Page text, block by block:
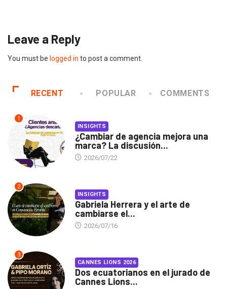
Leave a Reply
You must be logged in to post a comment.
RECENT POPULAR COMMENTS
1
INSIGHTS
¿Cambiar de agencia mejora una
marca? La discusión...
2026/07/22
2
INSIGHTS
Gabriela Herrera y el arte de
cambiarse el...
2026/07/16
3
CANNES LIONS 2026
Dos ecuatorianos en el jurado de
Cannes Lions...